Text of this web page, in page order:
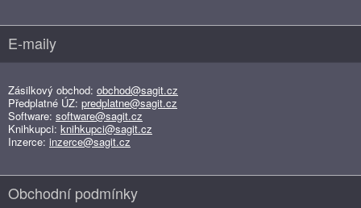
E-maily
Zásilkový obchod: obchod@sagit.cz
Předplatné ÚZ: predplatne@sagit.cz
Software: software@sagit.cz
Knihkupci: knihkupci@sagit.cz
Inzerce: inzerce@sagit.cz
Obchodní podmínky